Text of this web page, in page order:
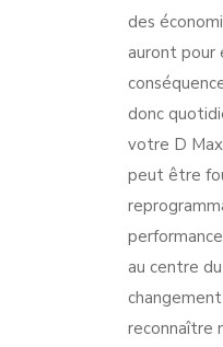
des
auront pour
donc
votre D
peut être
au centre
reconnaître